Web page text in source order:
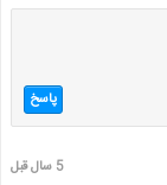
پاسخ
5 سال قبل